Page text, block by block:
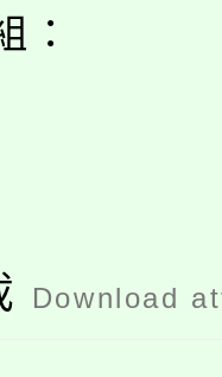
：
Download